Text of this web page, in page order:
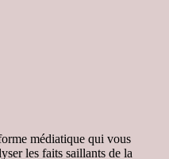
médiatique qui vous
les faits saillants de la